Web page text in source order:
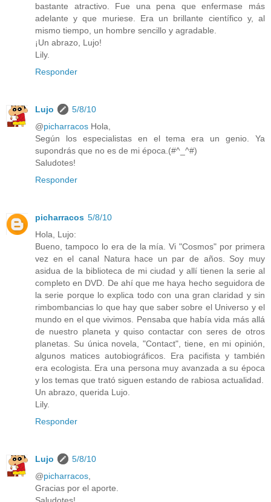
bastante atractivo. Fue una pena que enfermase más
adelante y que muriese. Era un brillante científico y, al
mismo tiempo, un hombre sencillo y agradable.
¡Un abrazo, Lujo!
Lily.
Responder
Lujo
5/8/10
@picharracos Hola,
Según los especialistas en el tema era un genio. Ya
supondrás que no es de mi época.(#^_^#)
Saludotes!
Responder
picharracos 5/8/10
Hola, Lujo:
Bueno, tampoco lo era de la mía. Vi "Cosmos" por primera
vez en el canal Natura hace un par de años. Soy muy
asidua de la biblioteca de mi ciudad y allí tienen la serie al
completo en DVD. De ahí que me haya hecho seguidora de
la serie porque lo explica todo con una gran claridad y sin
rimbombancias lo que hay que saber sobre el Universo y el
mundo en el que vivimos. Pensaba que había vida más allá
de nuestro planeta y quiso contactar con seres de otros
planetas. Su única novela, "Contact", tiene, en mi opinión,
algunos matices autobiográficos. Era pacifista y también
era ecologista. Era una persona muy avanzada a su época
y los temas que trató siguen estando de rabiosa actualidad.
Un abrazo, querida Lujo.
Lily.
Responder
Lujo
5/8/10
@picharracos
Gracias por el aporte.